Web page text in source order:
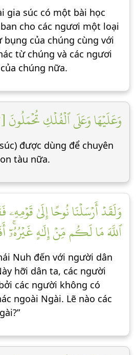
gia súc có một bài học
cho các ngươi một loại
của chúng cùng với
từ chúng và các ngươi
chúng nữa.
وَعَلَيۡهَا وَعَلَى ٱلۡفُلۡكِ تُحۡمَلُونَ [٢٢]
được dùng để chuyên
tàu nữa.
وَلَقَدۡ أَرۡسَلۡنَا نُوحًا إِلَىٰ
ٱللَّهَ مَا لَكُم مِّنۡ إِلَٰهٍ غَيۡرُهُۥٓۚ
Nuh đến với người dân
hỡi dân ta, các người
các người không có
ngoài Ngài. Lẽ nào các